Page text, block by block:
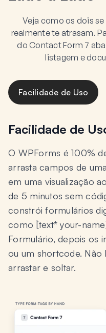
Veja como os dois
realmente te atrasam.
do Contact Form 7
listagem e
Facilidade de Uso
Facilidade de
O WPForms é 100%
arrasta campos de
em uma visualização
de 5 minutos sem
constrói formulários
como `[text* your-
Formulário, depois os
ou um shortcode. Não
arrastar e soltar.